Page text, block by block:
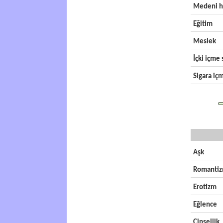
Medeni
Eğitim
Meslek
İçki içme
Sigara
Aşk
Erotizm
Eğlence